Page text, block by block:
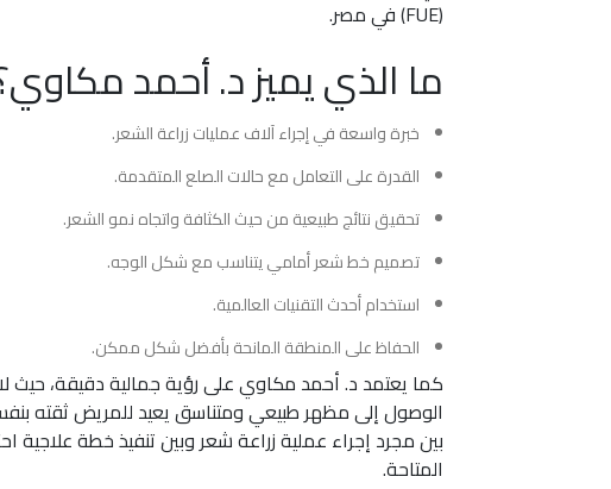
(FUE) في مصر.
ما الذي يميز د. أحمد
خبرة واسعة في إجراء آلاف عمليات زراعة الشعر.
القدرة على التعامل مع حالات الصلع المتقدمة.
تحقيق نتائج طبيعية من حيث الكثافة واتجاه نمو الشعر.
تصميم خط شعر أمامي يتناسب مع شكل الوجه.
استخدام أحدث التقنيات العالمية.
الحفاظ على المنطقة المانحة بأفضل شكل ممكن.
كما يعتمد د. أحمد مكاوي على رؤية جمالية دقيقة،
الوصول إلى مظهر طبيعي ومتناسق يعيد للمريض ثقته
بين مجرد إجراء عملية زراعة شعر وبين تنفيذ خطة
المتاحة.